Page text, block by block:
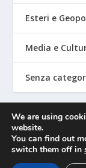
Esteri e
Media e
Senza
We are using
website.
You can find out
switch them off in